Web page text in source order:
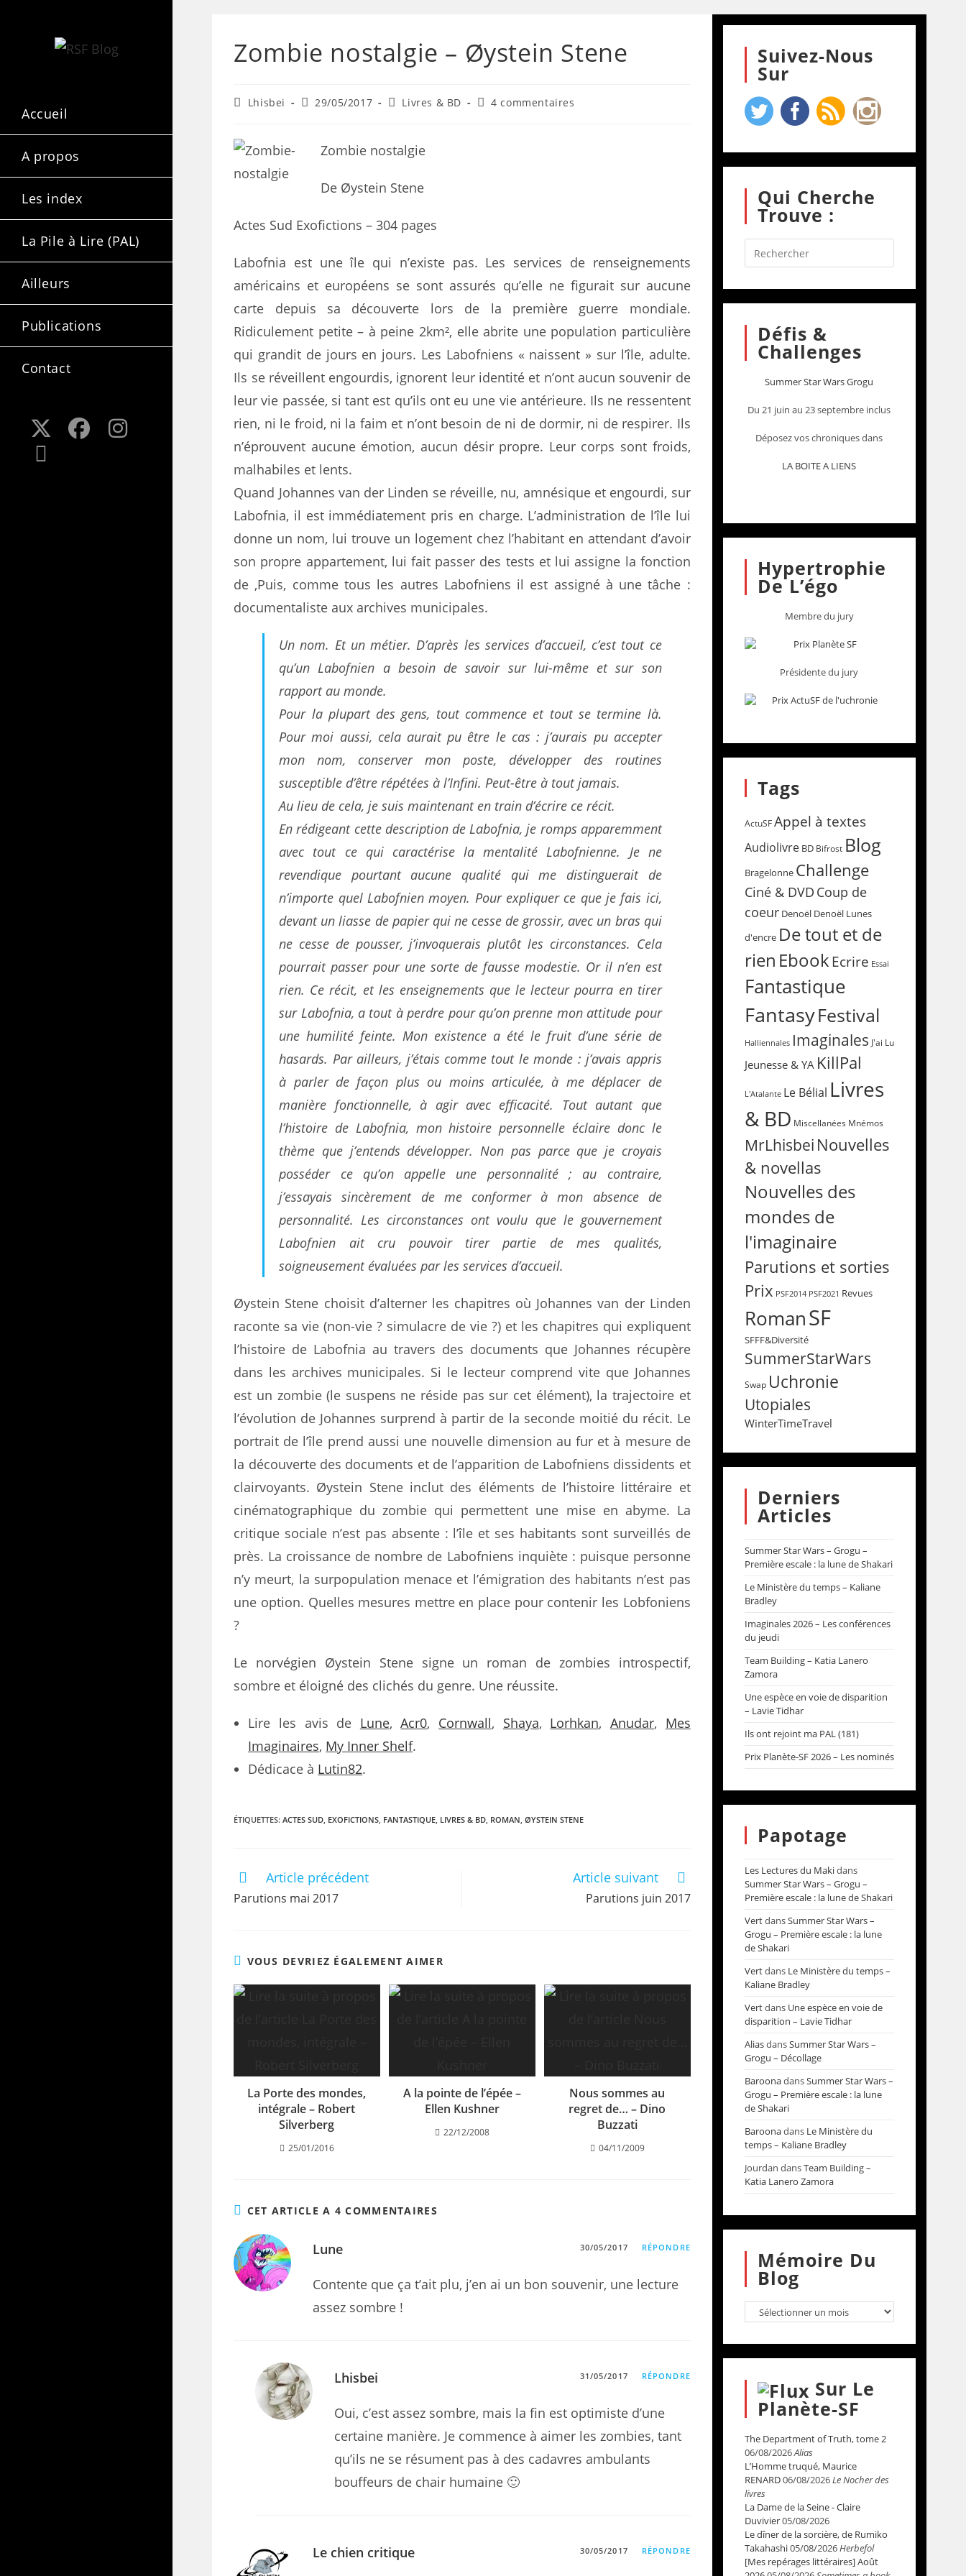
Accueil
A propos
Les index
La Pile à Lire (PAL)
Ailleurs
Publications
Contact
Zombie nostalgie – Øystein Stene
Lhisbei 29/05/2017 Livres & BD 4 commentaires
Zombie nostalgie
De Øystein Stene
Actes Sud Exofictions – 304 pages
Labofnia est une île qui n’existe pas. Les services de renseignements
américains et européens se sont assurés qu’elle ne figurait sur aucune
carte depuis sa découverte lors de la première guerre mondiale.
Ridiculement petite – à peine 2km², elle abrite une population particulière
qui grandit de jours en jours. Les Labofniens « naissent » sur l’île, adulte.
Ils se réveillent engourdis, ignorent leur identité et n’ont aucun souvenir de
leur vie passée, si tant est qu’ils ont eu une vie antérieure. Ils ne ressentent
rien, ni le froid, ni la faim et n’ont besoin de ni de dormir, ni de respirer. Ils
n’éprouvent aucune émotion, aucun désir propre. Leur corps sont froids,
malhabiles et lents.
Quand Johannes van der Linden se réveille, nu, amnésique et engourdi, sur
Labofnia, il est immédiatement pris en charge. L’administration de l’île lui
donne un nom, lui trouve un logement chez l’habitant en attendant d’avoir
son propre appartement, lui fait passer des tests et lui assigne la fonction
de ,Puis, comme tous les autres Labofniens il est assigné à une tâche :
documentaliste aux archives municipales.
Un nom. Et un métier. D’après les services d’accueil, c’est tout ce
qu’un Labofnien a besoin de savoir sur lui-même et sur son
rapport au monde.
Pour la plupart des gens, tout commence et tout se termine là.
Pour moi aussi, cela aurait pu être le cas : j’aurais pu accepter
mon nom, conserver mon poste, développer des routines
susceptible d’être répétées à l’Infini. Peut-être à tout jamais.
Au lieu de cela, je suis maintenant en train d’écrire ce récit.
En rédigeant cette description de Labofnia, je romps apparemment
avec tout ce qui caractérise la mentalité Labofnienne. Je ne
revendique pourtant aucune qualité qui me distinguerait de
n’importe quel Labofnien moyen. Pour expliquer ce que je fais ici,
devant un liasse de papier qui ne cesse de grossir, avec un bras qui
ne cesse de pousser, j’invoquerais plutôt les circonstances. Cela
pourrait passer pour une sorte de fausse modestie. Or il n’en est
rien. Ce récit, et les enseignements que le lecteur pourra en tirer
sur Labofnia, a tout à perdre pour qu’on prenne mon attitude pour
une humilité feinte. Mon existence a été le fruit d’une série de
hasards. Par ailleurs, j’étais comme tout le monde : j’avais appris
à parler de façon plus ou moins articulée, à me déplacer de
manière fonctionnelle, à agir avec efficacité. Tout autant que
l’histoire de Labofnia, mon histoire personnelle éclaire donc le
thème que j’entends développer. Non pas parce que je croyais
posséder ce qu’on appelle une personnalité ; au contraire,
j’essayais sincèrement de me conformer à mon absence de
personnalité. Les circonstances ont voulu que le gouvernement
Labofnien ait cru pouvoir tirer partie de mes qualités,
soigneusement évaluées par les services d’accueil.
Øystein Stene choisit d’alterner les chapitres où Johannes van der Linden
raconte sa vie (non-vie ? simulacre de vie ?) et les chapitres qui expliquent
l’histoire de Labofnia au travers des documents que Johannes récupère
dans les archives municipales. Si le lecteur comprend vite que Johannes
est un zombie (le suspens ne réside pas sur cet élément), la trajectoire et
l’évolution de Johannes surprend à partir de la seconde moitié du récit. Le
portrait de l’île prend aussi une nouvelle dimension au fur et à mesure de
la découverte des documents et de l’apparition de Labofniens dissidents et
clairvoyants. Øystein Stene inclut des éléments de l’histoire littéraire et
cinématographique du zombie qui permettent une mise en abyme. La
critique sociale n’est pas absente : l’île et ses habitants sont surveillés de
près. La croissance de nombre de Labofniens inquiète : puisque personne
n’y meurt, la surpopulation menace et l’émigration des habitants n’est pas
une option. Quelles mesures mettre en place pour contenir les Lobfoniens
?
Le norvégien Øystein Stene signe un roman de zombies introspectif,
sombre et éloigné des clichés du genre. Une réussite.
Lire les avis de Lune,Acr0, Cornwall, Shaya, Lorhkan,Anudar, Mes
Imaginaires, My Inner Shelf.
Dédicace à Lutin82.
ÉTIQUETTES:ACTES SUD, EXOFICTIONS, FANTASTIQUE, LIVRES & BD, ROMAN, ØYSTEIN STENE
Article précédent
Parutions mai 2017
Article suivant
Parutions juin 2017
VOUS DEVRIEZ ÉGALEMENT AIMER
La Porte des mondes,
intégrale – Robert
Silverberg
25/01/2016
A la pointe de l’épée –
Ellen Kushner
22/12/2008
Nous sommes au
regret de… – Dino
Buzzati
04/11/2009
CET ARTICLE A 4 COMMENTAIRES
Lune 30/05/2017 RÉPONDRE
Contente que ça t’ait plu, j’en ai un bon souvenir, une lecture
assez sombre !
Lhisbei 31/05/2017 RÉPONDRE
Oui, c’est assez sombre, mais la fin est optimiste d’une
certaine manière. Je commence à aimer les zombies, tant
qu’ils ne se résument pas à des cadavres ambulants
bouffeurs de chair humaine 🙂
Le chien critique 30/05/2017 RÉPONDRE
Suivez-Nous
Sur
Qui Cherche
Trouve :
Défis &
Challenges
Summer Star Wars Grogu
Du 21 juin au 23 septembre inclus
Déposez vos chroniques dans
LA BOITE A LIENS
Hypertrophie
De L’égo
Membre du jury
Présidente du jury
Tags
ActuSF Appel à textes
Audiolivre BD Bifrost Blog
Bragelonne Challenge
Ciné & DVD Coup de
coeur Denoël Denoël Lunes
d'encre De tout et de
rien EbookEcrire Essai
Fantastique
FantasyFestival
Halliennales Imaginales J'ai Lu
Jeunesse & YA KillPal
L'Atalante Le Bélial Livres
& BD Miscellanées Mnémos
MrLhisbei Nouvelles
& novellas
Nouvelles des
mondes de
l'imaginaire
Parutions et sorties
Prix PSF2014 PSF2021 Revues
RomanSF
SFFF&Diversité
SummerStarWars
Swap Uchronie
Utopiales
WinterTimeTravel
Derniers
Articles
Summer Star Wars – Grogu –
Première escale : la lune de Shakari
Le Ministère du temps – Kaliane
Bradley
Imaginales 2026 – Les conférences
du jeudi
Team Building – Katia Lanero
Zamora
Une espèce en voie de disparition
– Lavie Tidhar
Ils ont rejoint ma PAL (181)
Prix Planète-SF 2026 – Les nominés
Papotage
Les Lectures du Makidans
Summer Star Wars – Grogu –
Première escale : la lune de Shakari
VertdansSummer Star Wars –
Grogu – Première escale : la lune
de Shakari
Vertdans Le Ministère du temps –
Kaliane Bradley
Vertdans Une espèce en voie de
disparition – Lavie Tidhar
AliasdansSummer Star Wars –
Grogu – Décollage
BaroonadansSummer Star Wars –
Grogu – Première escale : la lune
de Shakari
Baroonadans Le Ministère du
temps – Kaliane Bradley
Jourdan dansTeam Building –
Katia Lanero Zamora
Mémoire Du
Blog
Sur Le
Planète-SF
The Department of Truth, tome 2
06/08/2026Alias
L’Homme truqué, Maurice
RENARD06/08/2026Le Nocher des
livres
La Dame de la Seine - Claire
Duvivier05/08/2026
Le dîner de la sorcière, de Rumiko
Takahashi05/08/2026Herbefol
[Mes repérages littéraires] Août